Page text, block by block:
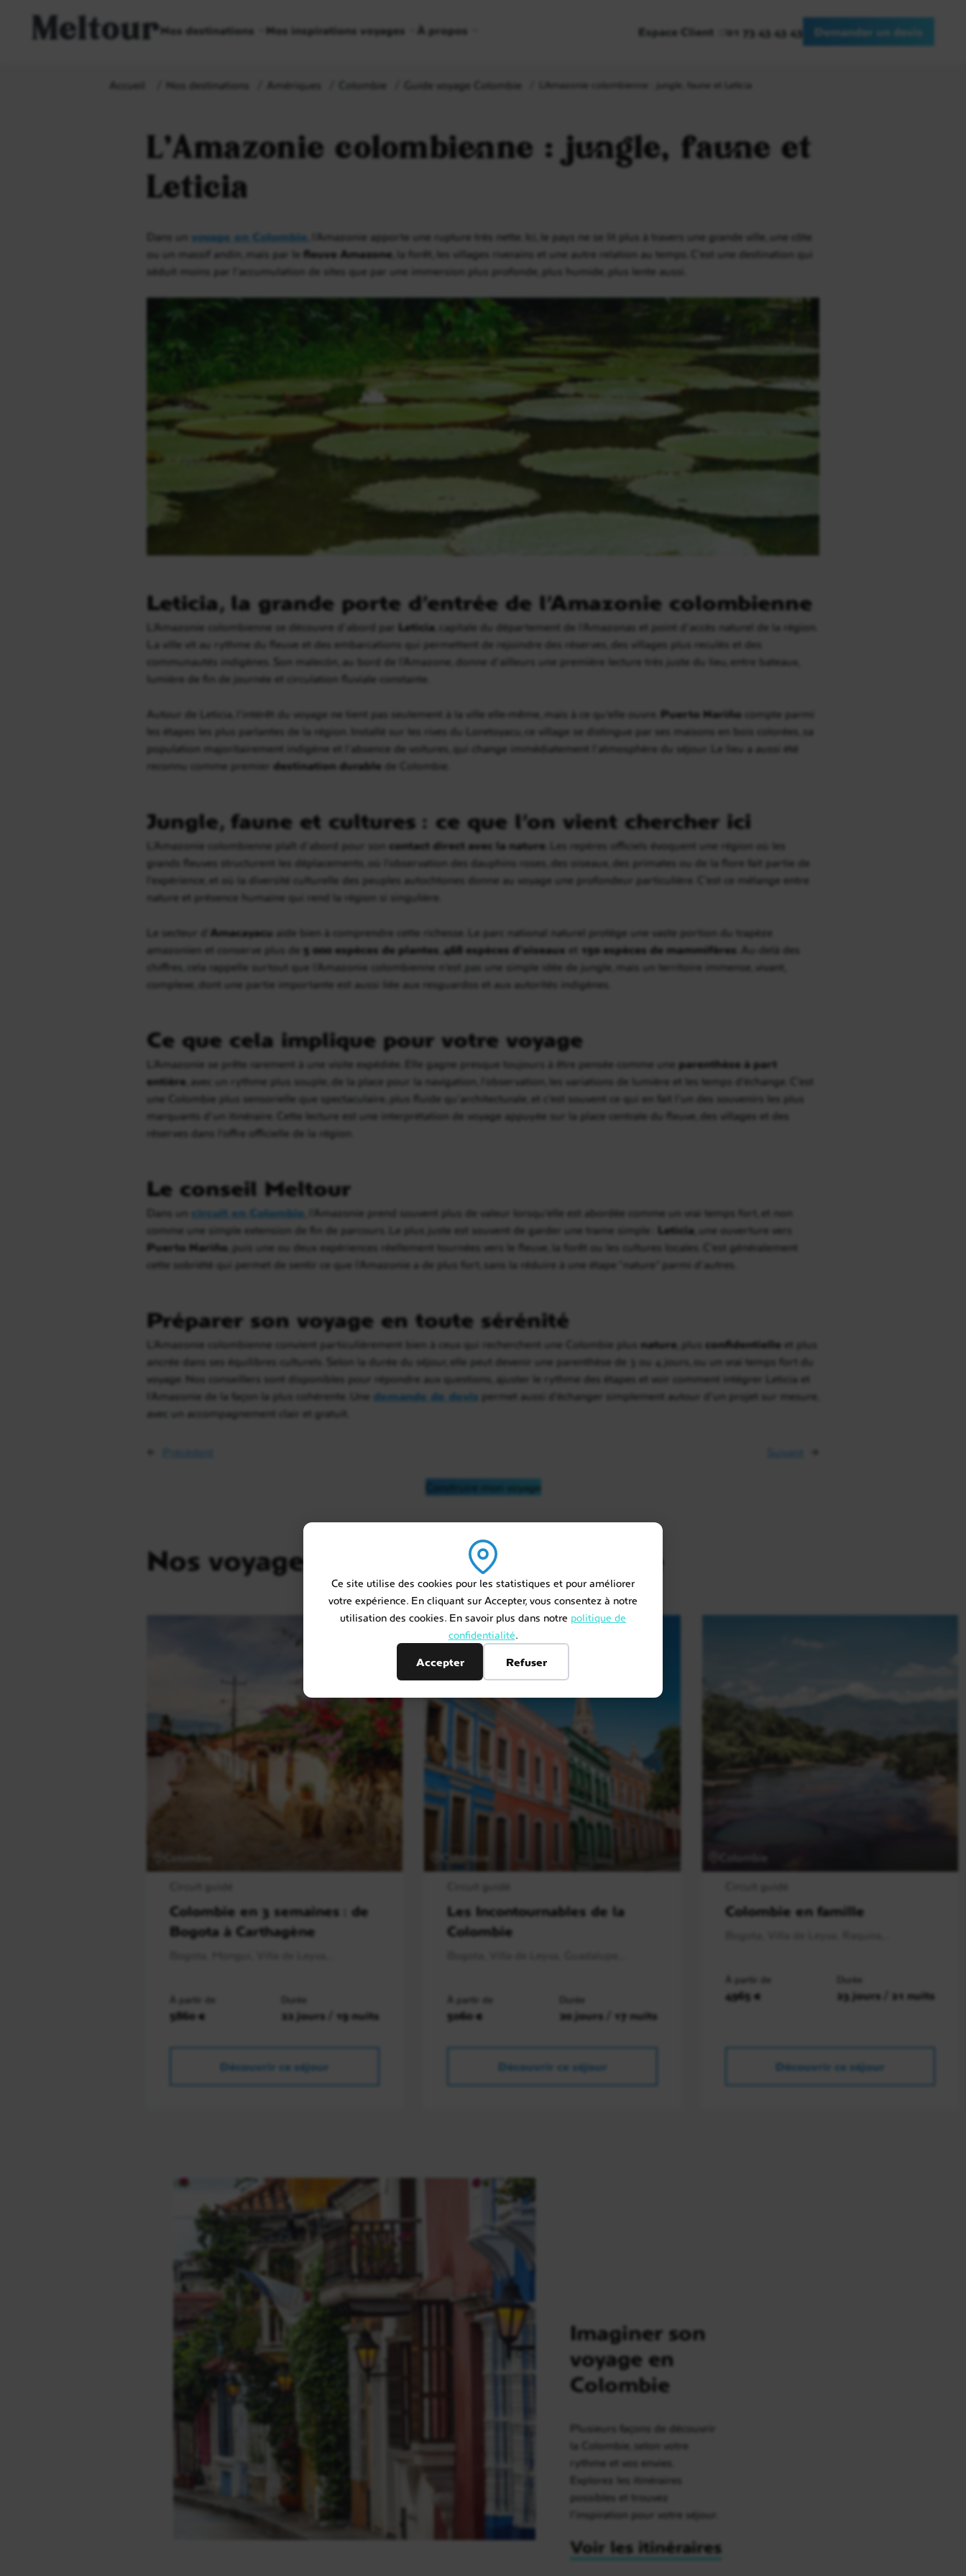
Ce site utilise des cookies pour les statistiques et pour améliorer
votre expérience. En cliquant sur Accepter, vous consentez à notre
utilisation des cookies. En savoir plus dans notre politique de
confidentialité.
Accepter
Refuser
MeltourNos destinations Nos inspirations voyages À propos Espace Client 01 73 43 43 43 Demander un devis
Accueil Nos destinations Amériques Colombie Guide voyage Colombie L’Amazonie colombienne : jungle, faune et Leticia
L’Amazonie colombienne : jungle, faune et
Leticia
Dans un voyage en Colombie , l’Amazonie apporte une rupture très nette. Ici, le pays ne se lit plus à travers une grande ville, une côte
ou un massif andin, mais par le fleuve Amazone , la forêt, les villages riverains et une autre relation au temps. C’est une destination qui
séduit moins par l’accumulation de sites que par une immersion plus profonde, plus humide, plus lente aussi.
Leticia, la grande porte d’entrée de l’Amazonie colombienne
L’Amazonie colombienne se découvre d’abord par Leticia , capitale du département de l’Amazonas et point d’accès naturel de la région.
La ville vit au rythme du fleuve et des embarcations qui permettent de rejoindre des réserves, des villages plus reculés et des
communautés indigènes. Son malecón, au bord de l’Amazone, donne d’ailleurs une première lecture très juste du lieu, entre bateaux,
lumière de fin de journée et circulation fluviale constante.
Autour de Leticia, l’intérêt du voyage ne tient pas seulement à la ville elle-même, mais à ce qu’elle ouvre. Puerto Nariño compte parmi
les étapes les plus parlantes de la région. Installé sur les rives du Loretoyacu, ce village se distingue par ses maisons en bois colorées, sa
population majoritairement indigène et l’absence de voitures, qui change immédiatement l’atmosphère du séjour. Le lieu a aussi été
reconnu comme premier destination durable de Colombie.
Jungle, faune et cultures : ce que l’on vient chercher ici
L’Amazonie colombienne plaît d’abord pour son contact direct avec la nature . Les repères officiels évoquent une région où les
grands fleuves structurent les déplacements, où l’observation des dauphins roses, des oiseaux, des primates ou de la flore fait partie de
l’expérience, et où la diversité culturelle des peuples autochtones donne au voyage une profondeur particulière. C’est ce mélange entre
nature et présence humaine qui rend la région si singulière.
Le secteur d’ Amacayacu aide bien à comprendre cette richesse. Le parc national naturel protège une vaste portion du trapèze
amazonien et conserve plus de 5 000 espèces de plantes 468 espèces d’oiseaux et 150 espèces de mammifères . Au-delà des
chiffres, cela rappelle surtout que l’Amazonie colombienne n’est pas une simple idée de jungle, mais un territoire immense, vivant,
complexe, dont une partie importante est aussi liée aux resguardos et aux autorités indigènes.
Ce que cela implique pour votre voyage
L’Amazonie se prête rarement à une visite expédiée. Elle gagne presque toujours à être pensée comme une parenthèse à part
entière , avec un rythme plus souple, de la place pour la navigation, l’observation, les variations de lumière et les temps d’échange. C’est
une Colombie plus sensorielle que spectaculaire, plus fluide qu’architecturale, et c’est souvent ce qui en fait l’un des souvenirs les plus
marquants d’un itinéraire. Cette lecture est une interprétation de voyage appuyée sur la place centrale du fleuve, des villages et des
réserves dans l’offre officielle de la région.
Le conseil Meltour
Dans un circuit en Colombie , l’Amazonie prend souvent plus de valeur lorsqu’elle est abordée comme un vrai temps fort, et non
comme une simple extension de fin de parcours. Le plus juste est souvent de garder une trame simple : Leticia , une ouverture vers
Puerto Nariño , puis une ou deux expériences réellement tournées vers le fleuve, la forêt ou les cultures locales. C’est généralement
cette sobriété qui permet de sentir ce que l’Amazonie a de plus fort, sans la réduire à une étape “nature” parmi d’autres.
Préparer son voyage en toute sérénité
L’Amazonie colombienne convient particulièrement bien à ceux qui recherchent une Colombie plus nature confidentielle et plus
ancrée dans ses équilibres culturels. Selon la durée du séjour, elle peut devenir une parenthèse de 3 ou 4 jours, ou un vrai temps fort du
voyage. Nos conseillers sont disponibles pour répondre aux questions, ajuster le rythme des étapes et voir comment intégrer Leticia et
l’Amazonie de la façon la plus cohérente. Une demande de devis permet aussi d’échanger simplement autour d’un projet sur mesure,
avec un accompagnement clair et gratuit.
← Suivant →
Construire mon voyage
Nos voyages sur mesure en Colombie
Colombie en 3 semaines : de
Bogota à Carthagène
À partir de
5860 €
Durée
22 jours / 19 nuits
Découvrir ce séjour
Colombie
Les Incontournables de la
Colombie
À partir de
5060 €
Durée
20 jours / 17 nuits
Découvrir ce séjour
Colombie en famille
À partir de
4965 €
Durée
23 jours / 21 nuits
Découvrir ce séjour
Imaginer son
voyage en
Colombie
Plusieurs façons de découvrir
la Colombie, selon votre
rythme et vos envies.
Explorez les itinéraires
possibles et trouvez
l’inspiration pour votre séjour.
Voir les itinéraires